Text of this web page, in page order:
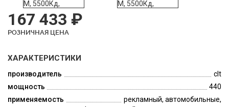
167 433 ₽
РОЗНИЧНАЯ ЦЕНА
ХАРАКТЕРИСТИКИ
производитель
clt
мощность
440
применяемость
рекламный, автомобильные,